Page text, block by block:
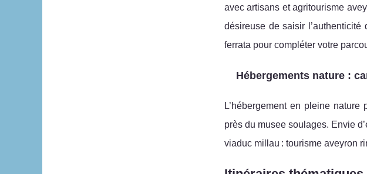
avec artisans et agritourisme
désireuse de saisir
ferrata pour compléter votre
Hébergements nature :
L’hébergement en pleine
près du musee soulages. Envie
viaduc millau : tourisme aveyron